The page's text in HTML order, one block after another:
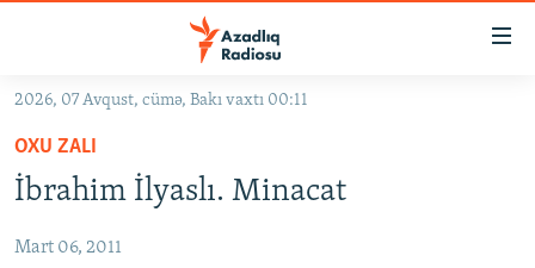
Əsas
qayıt
Əsas
qayıt
#İZAHLA
KORRUPSIOMETR
#ƏSLINDƏ
2026, 07 Avqust, cümə, Bakı vaxtı 00:11
OXU ZALI
İbrahim İlyaslı. Minacat
Mart 06, 2011